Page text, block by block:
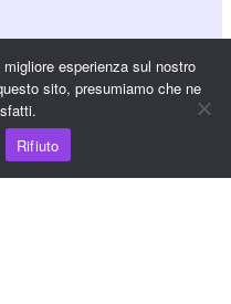
esperienza sul nostro
sito, presumiamo che ne
Rifiuto